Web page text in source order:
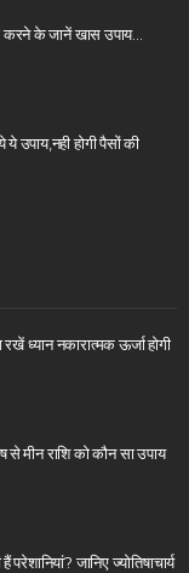
के जानें खास उपाय…
होगी पैसों की
ध्यान नकारात्मक ऊर्जा होगी
मीन राशि को कौन सा उपाय
जानिए ज्योतिषाचार्य